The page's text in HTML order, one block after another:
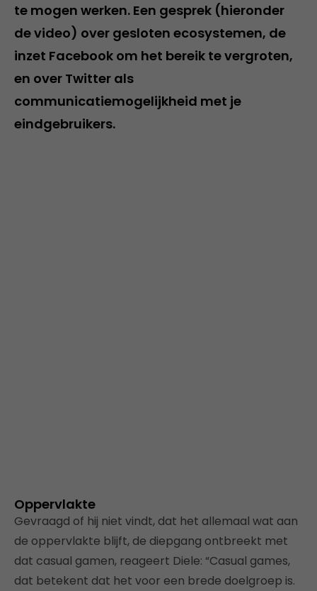
te mogen werken. Een gesprek (hieronder
de video) over gesloten ecosystemen, de
inzet Facebook om het bereik te vergroten,
en over Twitter als
communicatiemogelijkheid met je
eindgebruikers.
Oppervlakte
Gevraagd of hij niet vindt, dat het allemaal wat aan
de oppervlakte blijft, de diepgang ontbreekt met
dat casual gamen, reageert Diele: “Casual games,
dat betekent dat het voor een brede doelgroep is.